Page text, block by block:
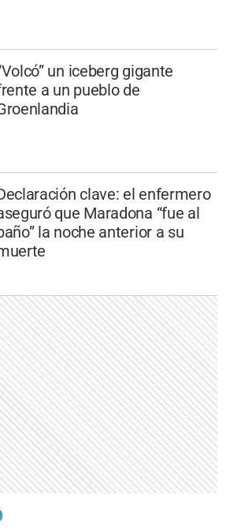
un iceberg gigante
a un pueblo de
clave: el enfermero
que Maradona “fue al
la noche anterior a su